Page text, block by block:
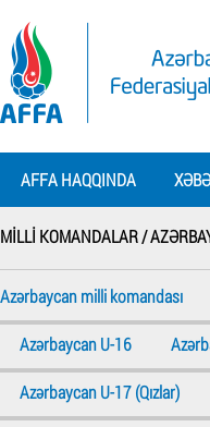
AFFA HAQQINDA
MILLI KOMANDALAR /
Azərbaycan milli komandası
Azərbaycan U-16
Azərbaycan U-17 (Qızlar)